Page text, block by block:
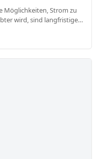
Möglichkeiten, Strom zu
wird, sind langfristige…